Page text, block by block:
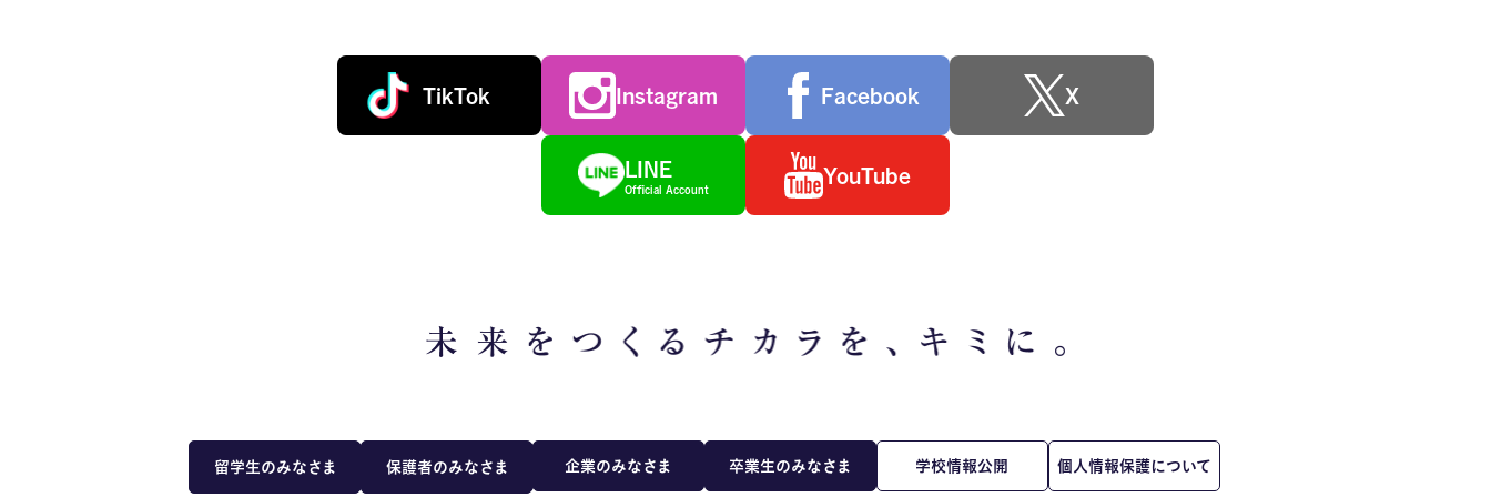
TikTok Instagram Facebook X
LINE
Official Account
YouTube
留学生のみなさま 保護者のみなさま 企業のみなさま 卒業生のみなさま 学校情報公開 個人情報保護について